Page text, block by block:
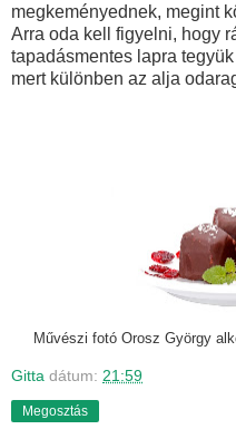
megkeményednek, megint
Arra oda kell figyelni, hogy
tapadásmentes lapra
mert különben az alja
Művészi fotó Orosz György
Gitta dátum: 21:59
Megosztás